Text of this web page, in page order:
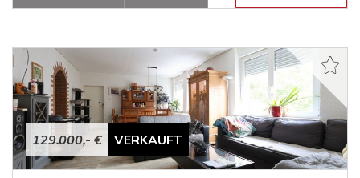
129.000,- € VERKAUFT